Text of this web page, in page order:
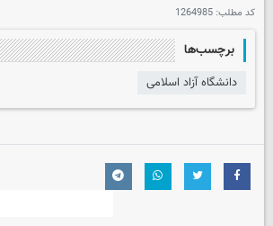
کد مطلب: 1264985
برچسب‌ها
دانشگاه آزاد اسلامی